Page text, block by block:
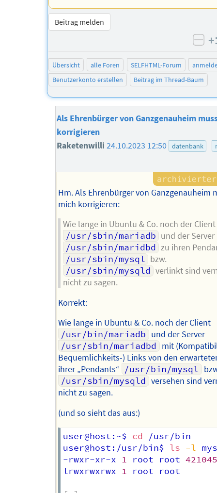
Beitrag melden
Übersicht alle Foren SELFHTML-Forum
Benutzerkonto erstellen
Beitrag im Thread-Baum
Als Ehrenbürger von Ganzgenauheim
korrigieren
Raketenwilli24.10.2023 12:50 datenbank
Hm. Als Ehrenbürger von Ganzgenauheim
mich korrigieren:
Wie lange in Ubuntu & Co. noch der Client
/usr/sbin/mariadb und der Server
/usr/sbin/maridbd zu ihren
/usr/sbin/mysql bzw.
/usr/sbin/mysqld verlinkt sind
nicht zu sagen.
Korrekt:
Wie lange in Ubuntu & Co. noch der Client
/usr/bin/mariadb und der Server
/usr/sbin/mariadbd mit
Bequemlichkeits-) Links von den
ihrer „Pendants“ /usr/bin/mysql
/usr/sbin/mysqld versehen sind
nicht zu sagen.
(und so sieht das aus:)
user@host:~$ cd /usr/bin
user@host:/usr/bin$ ls -l
-rwxr-xr-x 1 root root
lrwxrwxrwx 1 root root